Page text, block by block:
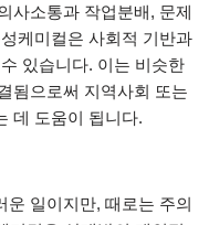
사소통과 작업분배, 문제
케미컬은 사회적 기반과
있습니다. 이는 비슷한
됨으로써 지역사회 또는
데 도움이 됩니다.
운 일이지만, 때로는 주의